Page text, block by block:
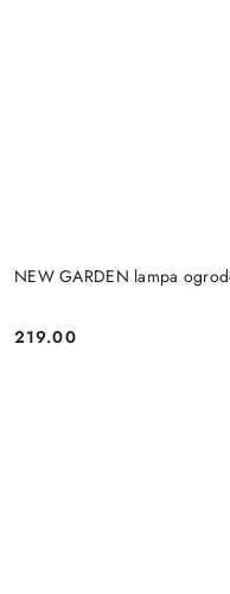
NEW GARDEN lampa
Cena:
219.00